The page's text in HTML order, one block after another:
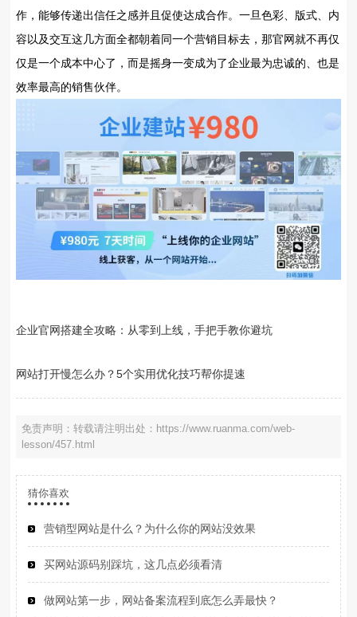
作，能够传递出信任之感并且促使达成合作。一旦色彩、版式、内
容以及交互这几方面全都朝着同一个营销目标去，那官网就不再仅
仅是一个成本中心了，而是摇身一变成为了企业最为忠诚的、也是
效率最高的销售伙伴。
企业官网搭建全攻略：从零到上线，手把手教你避坑
网站打开慢怎么办？5个实用优化技巧帮你提速
免责声明：转载请注明出处：https://www.ruanma.com/web-
lesson/457.html
猜你喜欢
营销型网站是什么？为什么你的网站没效果
买网站源码别踩坑，这几点必须看清
做网站第一步，网站备案流程到底怎么弄最快？